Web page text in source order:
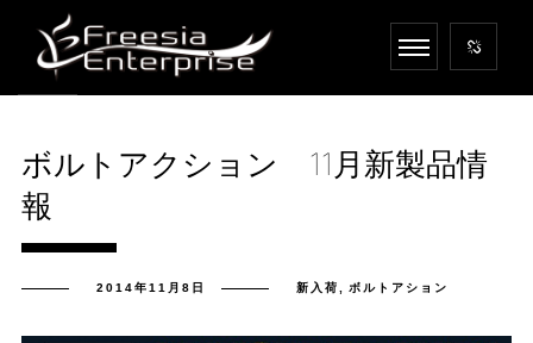
ボルトアクション 11月新製品情
報
2014年11月8日 新入荷 ボルトアション